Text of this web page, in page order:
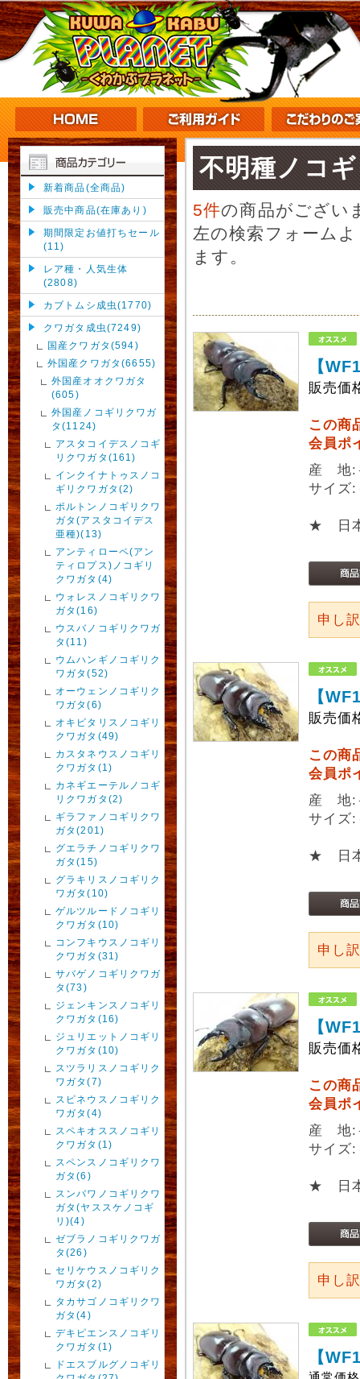
新着商品(全商品)
販売中商品(在庫あり)
期間限定お値打ちセール
(11)
レア種・人気生体
(2808)
カブトムシ成虫(1770)
クワガタ成虫(7249)
国産クワガタ(594)
外国産クワガタ(6655)
外国産オオクワガタ
(605)
外国産ノコギリクワガ
タ(1124)
アスタコイデスノコギ
リクワガタ(161)
インクイナトゥスノコ
ギリクワガタ(2)
ポルトンノコギリクワ
ガタ(アスタコイデス
亜種)(13)
アンティローペ(アン
ティロプス)ノコギリ
クワガタ(4)
ウォレスノコギリクワ
ガタ(16)
ウスバノコギリクワガ
タ(11)
ウムハンギノコギリク
ワガタ(52)
オーウェンノコギリク
ワガタ(6)
オキピタリスノコギリ
クワガタ(49)
カスタネウスノコギリ
クワガタ(1)
カネギエーテルノコギ
リクワガタ(2)
ギラファノコギリクワ
ガタ(201)
グエラチノコギリクワ
ガタ(15)
グラキリスノコギリク
ワガタ(10)
ゲルツルードノコギリ
クワガタ(10)
コンフキウスノコギリ
クワガタ(31)
サバゲノコギリクワガ
タ(73)
ジェンキンスノコギリ
クワガタ(16)
ジュリエットノコギリ
クワガタ(10)
スツラリスノコギリク
ワガタ(7)
スピネウスノコギリク
ワガタ(4)
スペキオススノコギリ
クワガタ(1)
スペンスノコギリクワ
ガタ(6)
スンバワノコギリクワ
ガタ(ヤススケノコギ
リ)(4)
ゼブラノコギリクワガ
タ(26)
セリケウスノコギリク
ワガタ(2)
タカサゴノコギリクワ
ガタ(4)
デキピエンスノコギリ
クワガタ(1)
ドエスブルグノコギリ
不明種ノコ
5件の商品がござい
左の検索フォーム
ます。
【
販売価
この商
会員ポ
産 地:
サイ
★ 日本
申し
【
販売価
この商
会員ポ
産 地:
サイ
★ 日本
申し
【
販売価
この商
会員ポ
産 地:
サイ
★ 日本
申し
【